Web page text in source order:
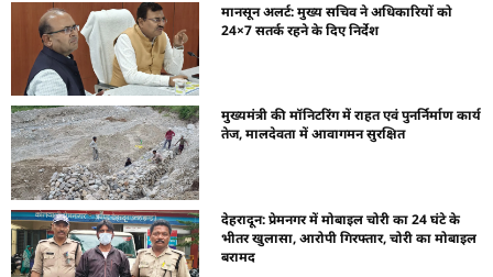
मानसून अलर्ट: मुख्य सचिव ने अधिकारियों को
24×7 सतर्क रहने के दिए निर्देश
मुख्यमंत्री की मॉनिटरिंग में राहत एवं पुनर्निर्माण कार्य
तेज, मालदेवता में आवागमन सुरक्षित
देहरादून: प्रेमनगर में मोबाइल चोरी का 24 घंटे के
भीतर खुलासा, आरोपी गिरफ्तार, चोरी का मोबाइल
बरामद